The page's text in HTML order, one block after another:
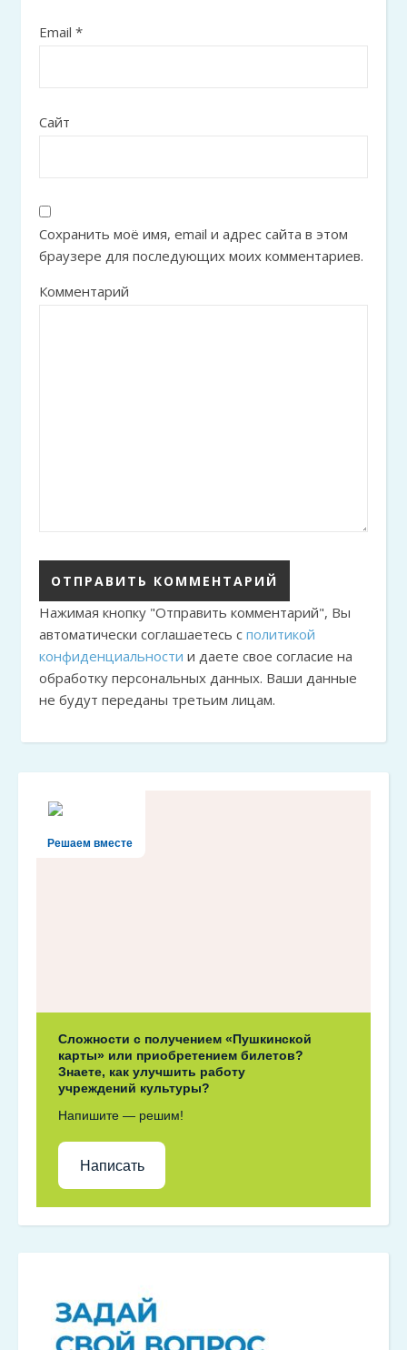
Email *
Сайт
Сохранить моё имя, email и адрес сайта в этом
браузере для последующих моих комментариев.
Комментарий
Нажимая кнопку "Отправить комментарий", Вы
автоматически соглашаетесь с политикой
конфиденциальности и даете свое согласие на
обработку персональных данных. Ваши данные
не будут переданы третьим лицам.
Решаем вместе
Сложности с получением «Пушкинской
карты» или приобретением билетов?
Знаете, как улучшить работу
учреждений культуры?
Напишите — решим!
Написать